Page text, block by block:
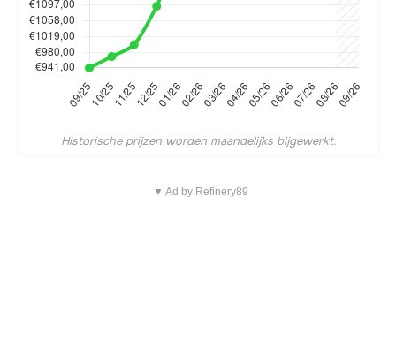
Historische prijzen worden maandelijks bijgewerkt.
▼ Ad by Refinery89